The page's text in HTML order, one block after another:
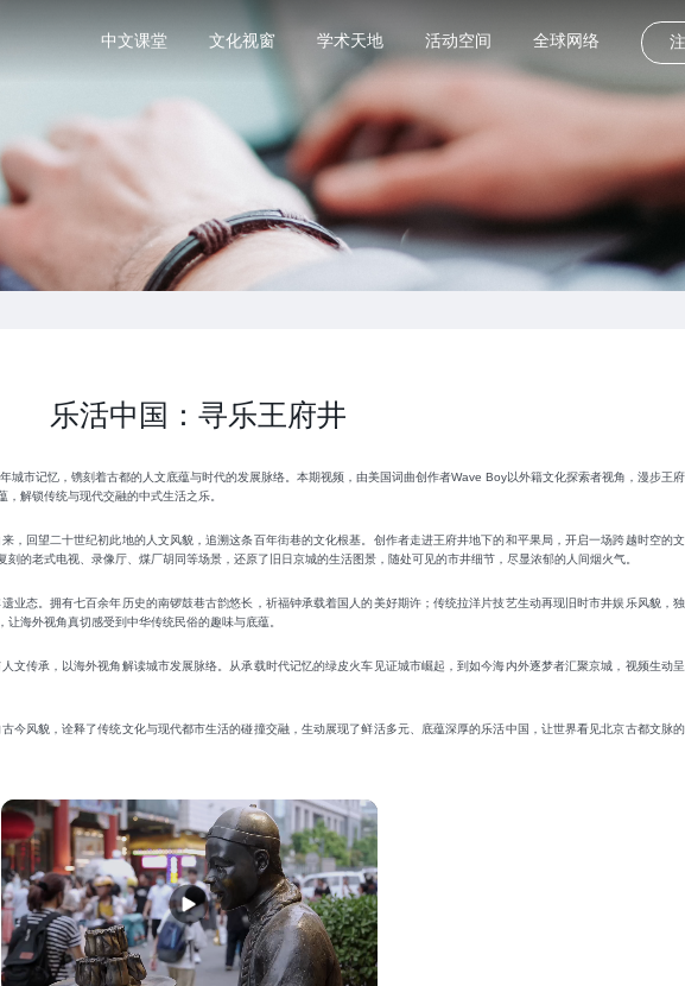
中文课堂 文化视窗 学术天地 活动空间 全球网络
乐活中国：寻乐王府井
城市记忆，镌刻着古都的人文底蕴与时代的发展脉络。本期视频，由美国词曲创作者Wave Boy以外籍文化探索者视角，漫步王
解锁传统与现代交融的中式生活之乐。
，回望二十世纪初此地的人文风貌，追溯这条百年街巷的文化根基。创作者走进王府井地下的和平果局，开启一场跨越时空的
的老式电视、录像厅、煤厂胡同等场景，还原了旧日京城的生活图景，随处可见的市井细节，尽显浓郁的人间烟火气。
业态。拥有七百余年历史的南锣鼓巷古韵悠长，祈福钟承载着国人的美好期许；传统拉洋片技艺生动再现旧时市井娱乐风貌，
海外视角真切感受到中华传统民俗的趣味与底蕴。
文传承，以海外视角解读城市发展脉络。从承载时代记忆的绿皮火车见证城市崛起，到如今海内外逐梦者汇聚京城，视频生动
今风貌，诠释了传统文化与现代都市生活的碰撞交融，生动展现了鲜活多元、底蕴深厚的乐活中国，让世界看见北京古都文脉